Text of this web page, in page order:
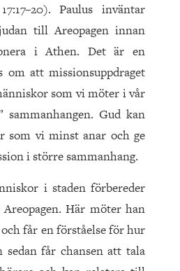
Paulus inväntar
till Areopagen innan
i Athen. Det är en
om att missionsuppdraget
som vi möter i vår
sammanhangen. Gud kan
som vi minst anar och ge
i större sammanhang.
i staden förbereder
Här möter han
får en förståelse för hur
sedan får chansen att tala